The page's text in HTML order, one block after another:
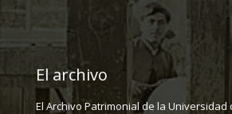
El archivo
El Archivo Patrimonial de la Universidad